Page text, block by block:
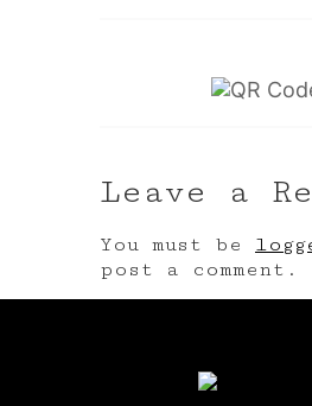
Leave a
You must be
post a comment.